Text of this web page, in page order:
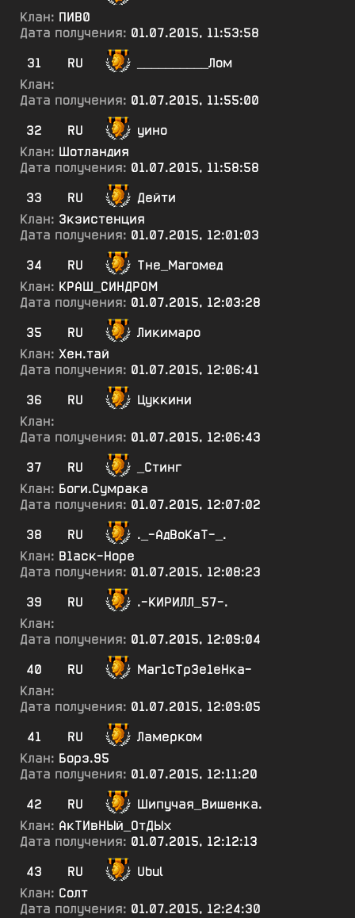
Клан: ПИВ0
Дата получения: 01.07.2015, 11:53:58
31
RU
__________Лом
Клан:
Дата получения: 01.07.2015, 11:55:00
32
RU
уино
Клан: Шотландия
Дата получения: 01.07.2015, 11:58:58
33
RU
Дейти
Клан: 3кзистенция
Дата получения: 01.07.2015, 12:01:03
34
RU
Тне_Магомед
Клан: КРАШ_СИНДРОМ
Дата получения: 01.07.2015, 12:03:28
35
RU
Ликимаро
Клан: Хен.тай
Дата получения: 01.07.2015, 12:06:41
36
RU
Цуккини
Клан:
Дата получения: 01.07.2015, 12:06:43
37
RU
_Стинг
Клан: Боги.Сумрака
Дата получения: 01.07.2015, 12:07:02
38
RU
._-АдВоКаТ-_.
Клан: В1аск-Норе
Дата получения: 01.07.2015, 12:08:23
39
RU
.-КИРИЛЛ_57-.
Клан:
Дата получения: 01.07.2015, 12:09:04
40
RU
Маг1сТрЗе1еНка-
Клан:
Дата получения: 01.07.2015, 12:09:05
41
RU
Ламерком
Клан: Борз.95
Дата получения: 01.07.2015, 12:11:20
42
RU
Шипучая_Вишенка.
Клан: АкТИвНЫй_ОтДЫх
Дата получения: 01.07.2015, 12:12:13
43
RU
Ubul
Клан: Солт
Дата получения: 01.07.2015, 12:24:30